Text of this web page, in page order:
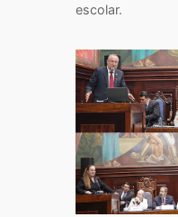
escolar.